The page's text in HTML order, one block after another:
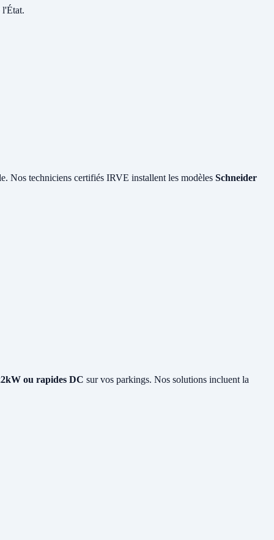
l'État.
Nos techniciens certifiés IRVE installent les modèles Schneider
ou rapides DC sur vos parkings. Nos solutions incluent la